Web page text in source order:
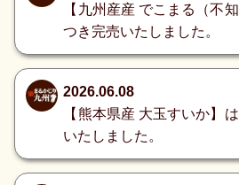
【九州産産 でこまる（不
つき完売いたしました。
2026.06.08
【熊本県産 大玉すいか】
いたしました。